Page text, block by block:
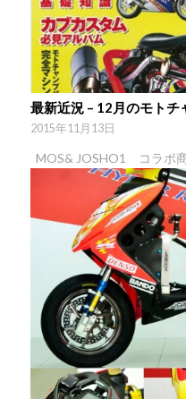
最新近況 – 12月のモトチ
2015年11月13日
MOS& JOSHO1 コラボ